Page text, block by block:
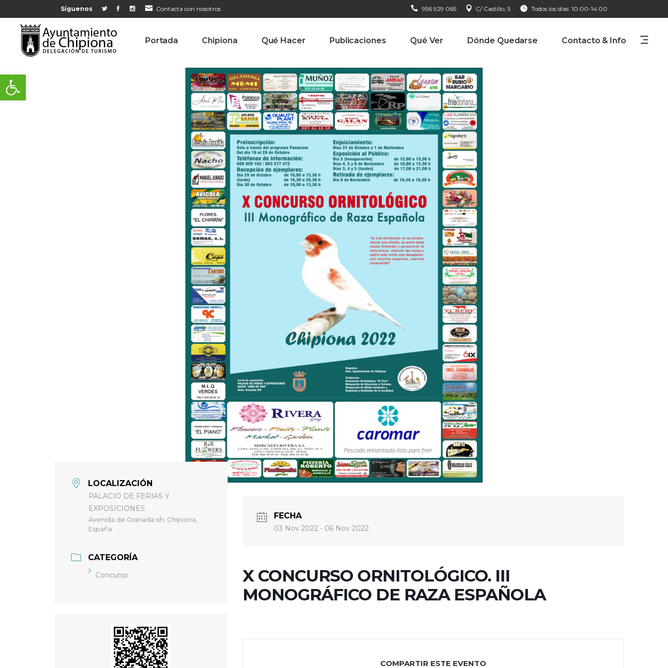
Abrir barra de herramientas
Síguenos Contacta con nosotros 956 929 065 C/ Castillo, 5 Todos los días: 10:00-14:00
Portada Chipiona Qué Hacer Publicaciones Qué Ver Dónde Quedarse Contacto & Info
LOCALIZACIÓN
PALACIO DE FERIAS Y
EXPOSICIONES
Avenida de Granada s/n, Chipiona,
España
CATEGORÍA
Concurso
FECHA
03 Nov 2022- 06 Nov 2022
X CONCURSO ORNITOLÓGICO. III
MONOGRÁFICO DE RAZA ESPAÑOLA
COMPARTIR ESTE EVENTO